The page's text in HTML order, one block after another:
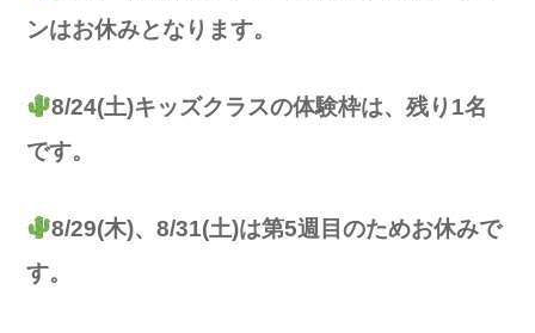
ンはお休みとなります。
8/24(土)キッズクラスの体験枠は、残り1名
です。
8/29(木)、8/31(土)は第5週目のためお休みで
す。